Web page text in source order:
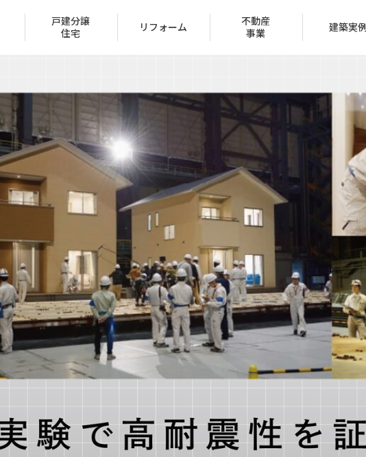
家づくりのステップ 商品ラインナップ
保証とサポート 住宅ローン 住宅net
戸建分譲
住宅
リフォーム
FAQ
不動産
事業
賃貸取扱物件
（サブリース事業）
区分所有権販売事業
建築実例
建築実例 クレジットカード決済での購入
タマネット
会社概要 トップメッセージ 役員紹介
IR情報 経営方針 CSR情報
採用情報 受賞一覧